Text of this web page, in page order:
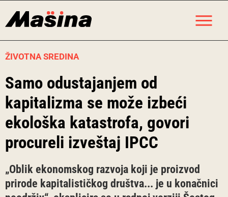
ŽIVOTNA SREDINA
Samo odustajanjem od
kapitalizma se može izbeći
ekološka katastrofa, govori
procureli izveštaj IPCC
„Oblik ekonomskog razvoja koji je proizvod
prirode kapitalističkog društva... je u konačnici